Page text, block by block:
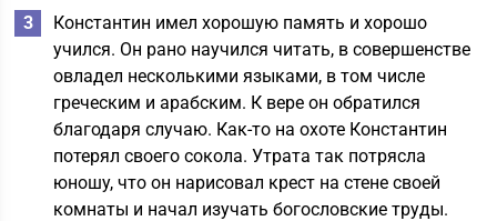
Константин имел хорошую память и хорошо
учился. Он рано научился читать, в совершенстве
овладел несколькими языками, в том числе
греческим и арабским. К вере он обратился
благодаря случаю. Как-то на охоте Константин
потерял своего сокола. Утрата так потрясла
юношу, что он нарисовал крест на стене своей
комнаты и начал изучать богословские труды.